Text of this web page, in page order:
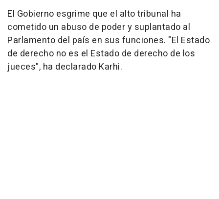
El Gobierno esgrime que el alto tribunal ha
cometido un abuso de poder y suplantado al
Parlamento del país en sus funciones. "El Estado
de derecho no es el Estado de derecho de los
jueces", ha declarado Karhi.